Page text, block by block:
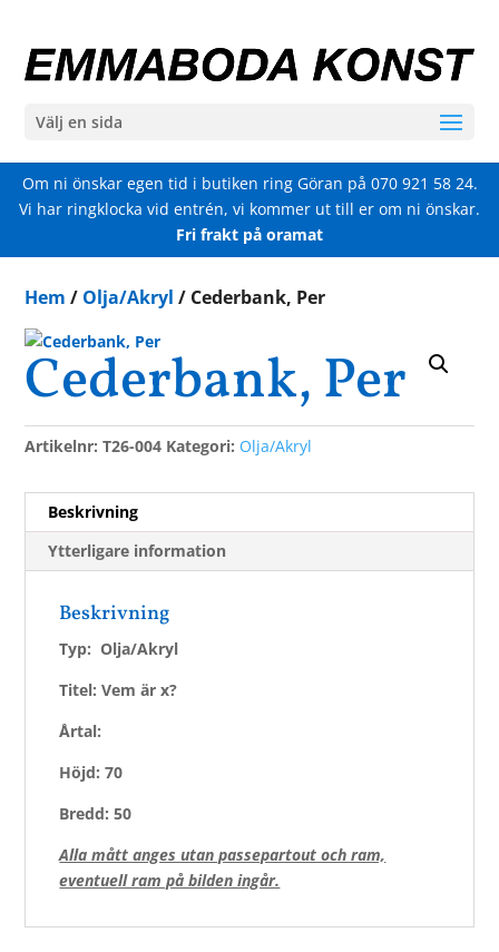
Välj en sida
Om ni önskar egen tid i butiken ring Göran på 070 921 58 24.
Vi har ringklocka vid entrén, vi kommer ut till er om ni önskar.
Fri frakt på oramat
Hem / Olja/Akryl / Cederbank, Per
Cederbank, Per
Artikelnr:T26-004 Kategori: Olja/Akryl
Beskrivning
Ytterligare information
Beskrivning
Typ: Olja/Akryl
Titel: Vem är x?
Årtal:
Höjd: 70
Bredd: 50
Alla mått anges utan passepartout och ram,
eventuell ram på bilden ingår.